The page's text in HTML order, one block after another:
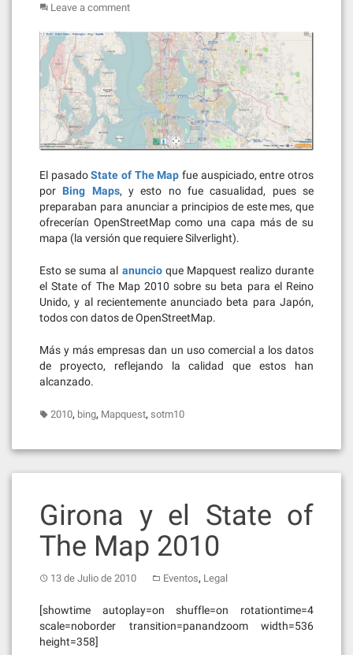
Leave a comment
El pasadoState of The Map fue auspiciado, entre otros
por Bing Maps, y esto no fue casualidad, pues se
preparaban para anunciar a principios de este mes, que
ofrecerían OpenStreetMap como una capa más de su
mapa (la versión que requiere Silverlight).
Esto se suma al anuncioque Mapquest realizo durante
el State of The Map 2010 sobre su beta para el Reino
Unido, y al recientemente anunciado beta para Japón,
todos con datos de OpenStreetMap.
Más y más empresas dan un uso comercial a los datos
de proyecto, reflejando la calidad que estos han
alcanzado.
2010, bing, Mapquest, sotm10
Girona y el State of
The Map 2010
13 de Julio de 2010 Eventos, Legal
[showtime autoplay=on shuffle=on rotationtime=4
scale=noborder transition=panandzoom width=536
height=358]